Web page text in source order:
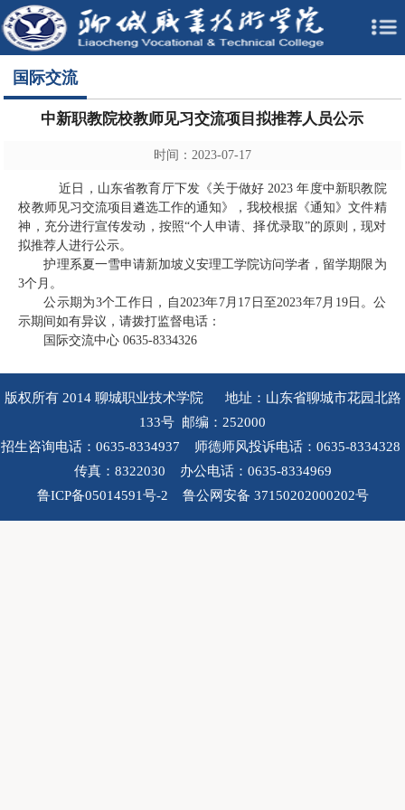
国际交流
中新职教院校教师见习交流项目拟推荐人员公示
时间：2023-07-17
近日，山东省教育厅下发《关于做好 2023 年度中新职教院
校教师见习交流项目遴选工作的通知》，我校根据《通知》文件精
神，充分进行宣传发动，按照“个人申请、择优录取”的原则，现对
拟推荐人进行公示。
护理系夏一雪申请新加坡义安理工学院访问学者，留学期限为
3个月。
公示期为3个工作日，自2023年7月17日至2023年7月19日。公
示期间如有异议，请拨打监督电话：
国际交流中心 0635-8334326
版权所有 2014 聊城职业技术学院 地址：山东省聊城市花园北路
133号 邮编：252000
招生咨询电话：0635-8334937 师德师风投诉电话：0635-8334328
传真：8322030 办公电话：0635-8334969
鲁ICP备05014591号-2 鲁公网安备 37150202000202号